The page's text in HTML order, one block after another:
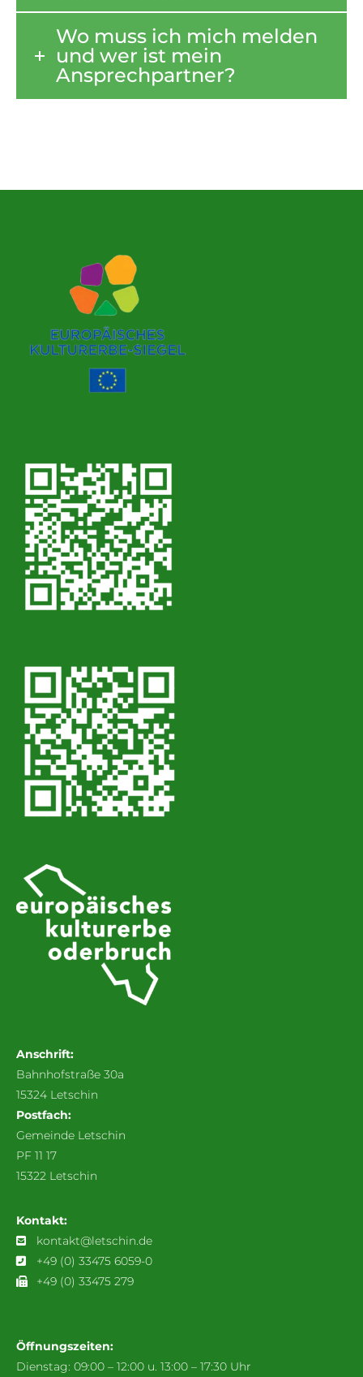
Wo muss ich mich melden
und wer ist mein
Ansprechpartner?
Anschrift:
Bahnhofstraße 30a
15324 Letschin
Postfach:
Gemeinde Letschin
PF 11 17
15322 Letschin
Kontakt:
kontakt@letschin.de
+49 (0) 33475 6059-0
+49 (0) 33475 279
Öffnungszeiten:
Dienstag: 09:00 – 12:00 u. 13:00 – 17:30 Uhr